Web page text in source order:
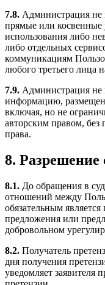
7.8. Администрация не
прямые или косвенные
использования либо
либо отдельных
коммуникациям
любого третьего лица
7.9. Администрация не
информацию,
включая, но не
авторским правом, без
права.
8. Разрешение
8.1. До обращения в
отношений между
обязательным
предложения или
добровольном
8.2. Получатель
дня получения
уведомляет заявителя